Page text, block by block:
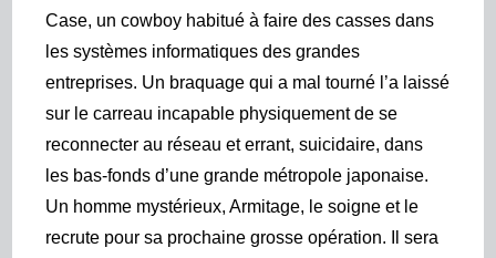
Case, un cowboy habitué à faire des casses dans
les systèmes informatiques des grandes
entreprises. Un braquage qui a mal tourné l’a laissé
sur le carreau incapable physiquement de se
reconnecter au réseau et errant, suicidaire, dans
les bas-fonds d’une grande métropole japonaise.
Un homme mystérieux, Armitage, le soigne et le
recrute pour sa prochaine grosse opération. Il sera